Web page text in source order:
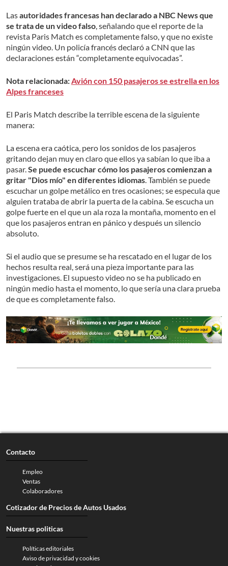
Lasautoridades francesas han declarado a NBC News que
se trata de un video falso, señalando que el reporte de la
revista Paris Match es completamente falso, y que no existe
ningún video. Un policía francés declaró a CNN que las
declaraciones están “completamente equivocadas”.
Nota relacionada:Avión con 150 pasajeros se estrella en los
Alpes franceses
El Paris Match describe la terrible escena de la siguiente
manera:
La escena era caótica, pero los sonidos de los pasajeros
gritando dejan muy en claro que ellos ya sabían lo que iba a
pasar.Se puede escuchar cómo los pasajeros comienzan a
gritar "Dios mío" en diferentes idiomas. También se puede
escuchar un golpe metálico en tres ocasiones; se especula que
alguien trataba de abrir la puerta de la cabina. Se escucha un
golpe fuerte en el que un ala roza la montaña, momento en el
que los pasajeros entran en pánico y después un silencio
absoluto.
Si el audio que se presume se ha rescatado en el lugar de los
hechos resulta real, será una pieza importante para las
investigaciones. El supuesto video no se ha publicado en
ningún medio hasta el momento, lo que sería una clara prueba
de que es completamente falso.
Contacto
Empleo
Ventas
Colaboradores
Cotizador de Precios de Autos Usados
Nuestras politicas
Políticas editoriales
Aviso de privacidad y cookies